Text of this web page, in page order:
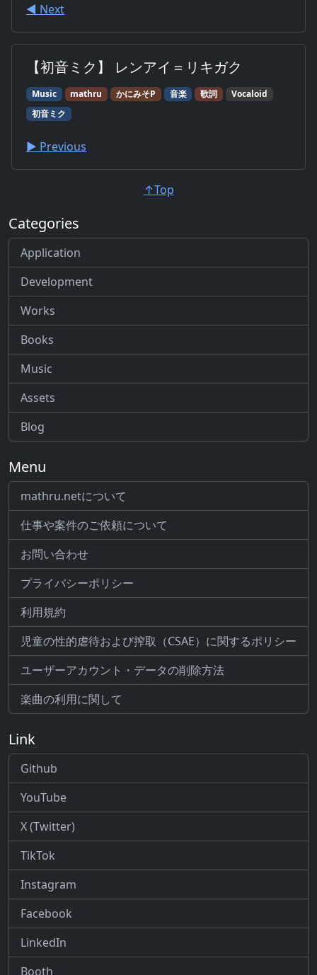
◀︎ Next
【初音ミク】 レンアイ＝リキガク
Music mathru かにみそP 音楽 歌詞
Vocaloid
初音ミク
▶︎ Previous
↑Top
Categories
Application
Development
Works
Books
Music
Assets
Blog
Menu
mathru.netについて
仕事や案件のご依頼について
お問い合わせ
プライバシーポリシー
利用規約
児童の性的虐待および搾取（CSAE）に関するポリシー
ユーザーアカウント・データの削除方法
楽曲の利用に関して
Link
Github
YouTube
X (Twitter)
TikTok
Instagram
Facebook
LinkedIn
Booth